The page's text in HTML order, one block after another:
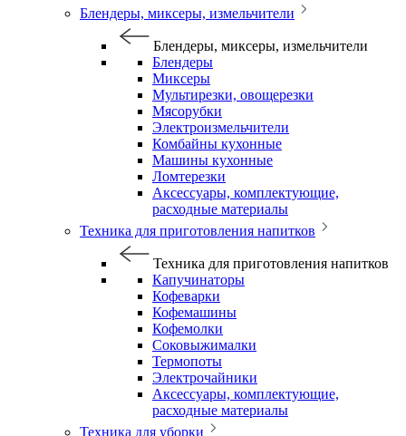
Блендеры, миксеры, измельчители
Блендеры, миксеры, измельчители
Блендеры
Миксеры
Мультирезки, овощерезки
Мясорубки
Электроизмельчители
Комбайны кухонные
Машины кухонные
Ломтерезки
Аксессуары, комплектующие,
расходные материалы
Техника для приготовления напитков
Техника для приготовления напитков
Капучинаторы
Кофеварки
Кофемашины
Кофемолки
Соковыжималки
Термопоты
Электрочайники
Аксессуары, комплектующие,
расходные материалы
Техника для уборки